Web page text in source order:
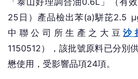
25日）產品檢出苯(a)駢芘2.5
中聯公司所生產之大豆沙
1150512），該批號原料已分別
懋使用，受影響品項24項。